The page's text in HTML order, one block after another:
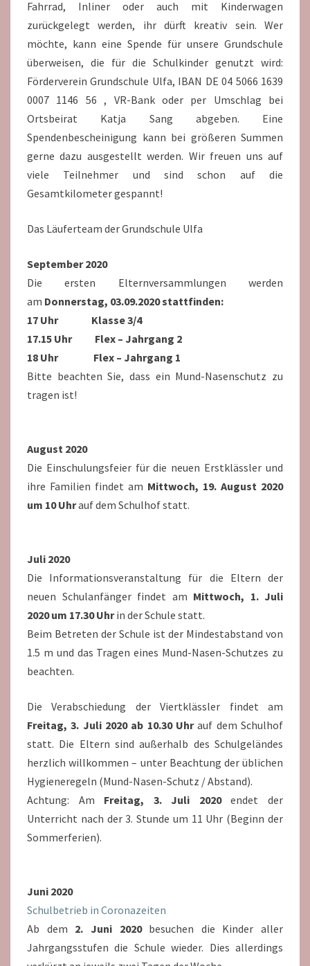
Fahrrad, Inliner oder auch mit Kinderwagen
zurückgelegt werden, ihr dürft kreativ sein. Wer
möchte, kann eine Spende für unsere Grundschule
überweisen, die für die Schulkinder genutzt wird:
Förderverein Grundschule Ulfa, IBAN DE 04 5066 1639
0007 1146 56 , VR-Bank oder per Umschlag bei
Ortsbeirat Katja Sang abgeben. Eine
Spendenbescheinigung kann bei größeren Summen
gerne dazu ausgestellt werden. Wir freuen uns auf
viele Teilnehmer und sind schon auf die
Gesamtkilometer gespannt!
Das Läuferteam der Grundschule Ulfa
September 2020
Die ersten Elternversammlungen werden
am Donnerstag, 03.09.2020 stattfinden:
17 Uhr Klasse 3/4
17.15 Uhr Flex – Jahrgang 2
18 Uhr Flex – Jahrgang 1
Bitte beachten Sie, dass ein Mund-Nasenschutz zu
tragen ist!
August 2020
Die Einschulungsfeier für die neuen Erstklässler und
ihre Familien findet am Mittwoch, 19. August 2020
um 10 Uhrauf dem Schulhof statt.
Juli 2020
Die Informationsveranstaltung für die Eltern der
neuen Schulanfänger findet am Mittwoch, 1. Juli
2020 um 17.30 Uhrin der Schule statt.
Beim Betreten der Schule ist der Mindestabstand von
1.5 m und das Tragen eines Mund-Nasen-Schutzes zu
beachten.
Die Verabschiedung der Viertklässler findet am
Freitag, 3. Juli 2020 ab 10.30 Uhrauf dem Schulhof
statt. Die Eltern sind außerhalb des Schulgeländes
herzlich willkommen – unter Beachtung der üblichen
Hygieneregeln (Mund-Nasen-Schutz / Abstand).
Achtung: Am Freitag, 3. Juli 2020endet der
Unterricht nach der 3. Stunde um 11 Uhr (Beginn der
Sommerferien).
Juni 2020
Schulbetrieb in Coronazeiten
Ab dem 2. Juni 2020besuchen die Kinder aller
Jahrgangsstufen die Schule wieder. Dies allerdings